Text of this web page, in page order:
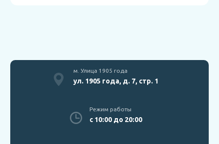
м. Улица 1905 года
ул. 1905 года, д. 7, стр. 1
Режим работы
с 10:00 до 20:00